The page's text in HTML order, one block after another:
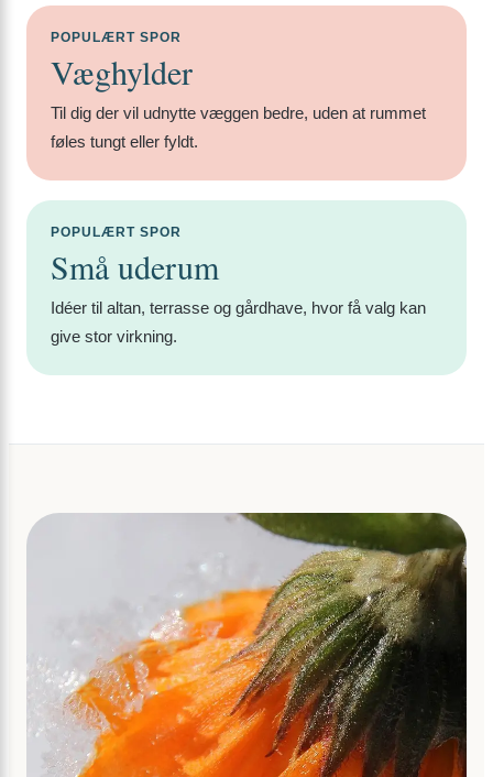
POPULÆRT SPOR
Væghylder
Til dig der vil udnytte væggen bedre, uden at rummet
føles tungt eller fyldt.
POPULÆRT SPOR
Små uderum
Idéer til altan, terrasse og gårdhave, hvor få valg kan
give stor virkning.